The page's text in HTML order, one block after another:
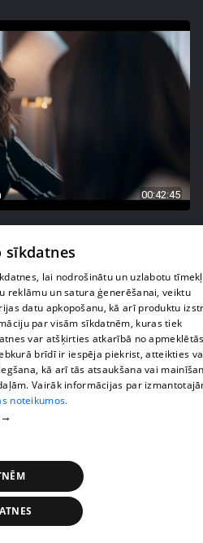
00:42:45
sīkdatnes
lai nodrošinātu un uzlabotu
reklāmu un satura ģenerēšanai, veiktu
datu apkopošanu, kā arī produktu
par visām sīkdatnēm, kuras tiek
var atšķirties atkarībā no
brīdī ir iespēja piekrist, atteikties
kā arī tās atsaukšana vai
Vairāk informācijas par
noteikumos.